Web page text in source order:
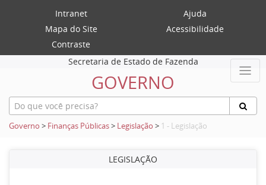
Intranet
Ajuda
Mapa do Site
Acessibilidade
Contraste
Secretaria de Estado de Fazenda
GOVERNO
Governo > Finanças Públicas> Legislação > 1 - Legislação
LEGISLAÇÃO